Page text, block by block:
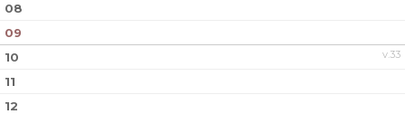
08
09
v.33
10
11
12